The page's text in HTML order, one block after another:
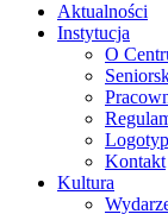
Aktualności
Instytucja
O
Kontakt
Kultura